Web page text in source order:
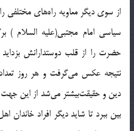
از سوى ديگر معاويه راه‌هاى
سياسى امام مجتبى(علیه السلام )‌
حضرت را از قلب دوستدارانش
نتيجه عكس مى‌گرفت و هر روز
دين و حقيقت‌بيشتر مى‌شد از اين
بين ببرد تا شايد ديگر افراد خاندان